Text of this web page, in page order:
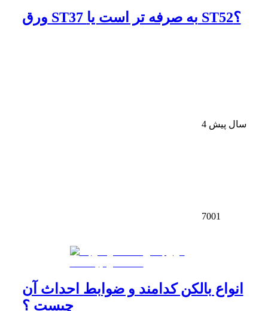
ورق ST37 به صرفه تر است یا ST52؟
4 سال پیش
7001
انواع بالکن کدامند و ضوابط احداث آن
چیست ؟